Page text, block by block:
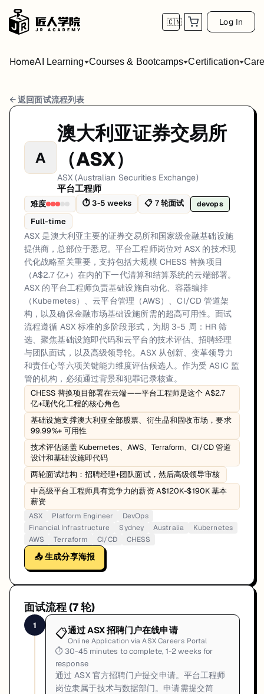
🇨🇳 Log In
HomeAI Learning Courses & Bootcamps Certification
ASX (Australian Securities Exchange) 平台
岗位方向: devops
ASX 是澳大利亚主要的证券交易所和国家级金融基础设施提供商，总
ASX (Australian Securities Exchange)的平台工程师面试共7轮，以下
第1轮 (30-45 minutes to complete, 1-2 weeks for response):
面试亮点: CHESS replacement project deploys on cloud - Platform
标签: ASX, Platform Engineer, DevOps, Financial Infrastructure,
← 返回面试流程列表
A
澳大利亚证券交易所
（ASX）
ASX (Australian Securities Exchange)
平台工程师
难度 ⏱3-5 weeks 📋 7轮面试 devops
Full-time
ASX 是澳大利亚主要的证券交易所和国家级金融基础设施
提供商，总部位于悉尼。平台工程师岗位对 ASX 的技术现
代化战略至关重要，支持包括大规模 CHESS 替换项目
（A$2.7 亿+）在内的下一代清算和结算系统的云端部署。
ASX 的平台工程师负责基础设施自动化、容器编排
（Kubernetes）、云平台管理（AWS）、CI/CD 管道架
构，以及确保金融市场基础设施所需的超高可用性。面试
流程遵循 ASX 标准的多阶段形式，为期 3-5 周：HR 筛
选、聚焦基础设施即代码和云平台的技术评估、招聘经理
与团队面试，以及高级领导轮。ASX 从创新、变革领导力
和责任心等六项关键能力维度评估候选人。作为受 ASIC 监
管的机构，必须通过背景和犯罪记录核查。
CHESS 替换项目部署在云端——平台工程师是这个 A$2.7
亿+现代化工程的核心角色
基础设施支撑澳大利亚全部股票、衍生品和固收市场，要求
99.99%+ 可用性
技术评估涵盖 Kubernetes、AWS、Terraform、CI/CD 管道
设计和基础设施即代码
两轮面试结构：招聘经理+团队面试，然后高级领导审核
中高级平台工程师具有竞争力的薪资 A$120K-$190K 基本
薪资
ASX Platform Engineer
DevOps
Financial Infrastructure
Sydney Australia
Kubernetes
AWS
Terraform CI/CD
CHESS
📤 生成分享海报
面试流程 (7轮)
1
📋通过 ASX 招聘门户在线申请
Online Application via ASX Careers Portal
⏱ 30-45 minutes to complete, 1-2 weeks for
response
通过 ASX 官方招聘门户提交申请。平台工程师
岗位隶属于技术与数据部门。申请需提交简